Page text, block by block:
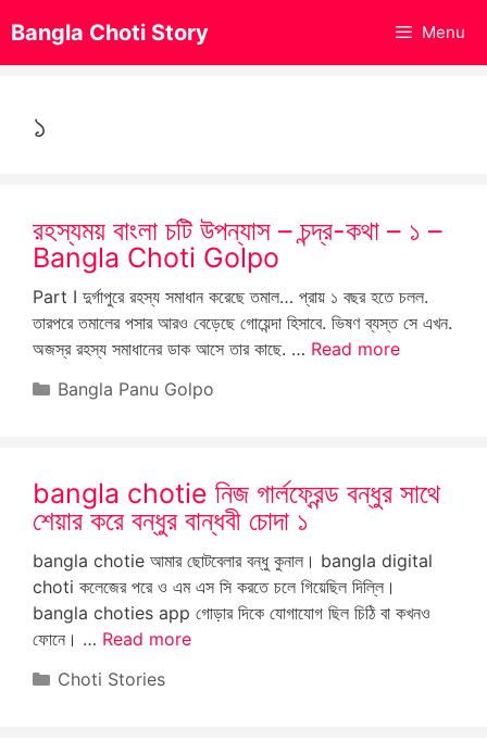
to
content
Bangla Choti Story Menu
১
রহস্যময় বাংলা চটি উপন্যাস – চন্দ্র-কথা – ১ –
Bangla Choti Golpo
Part I দুর্গাপুরে রহস্য সমাধান করেছে তমাল… প্রায় ১ বছর হতে চলল.
তারপরে তমালের পসার আরও বেড়েছে গোয়েন্দা হিসাবে. ভিষণ ব্যস্ত সে এখন.
অজস্র রহস্য সমাধানের ডাক আসে তার কাছে. … Read more
Categories
Bangla Panu Golpo
bangla chotie নিজ গার্লফ্রেন্ড বন্ধুর সাথে
শেয়ার করে বন্ধুর বান্ধবী চোদা ১
bangla chotie আমার ছোটবেলার বন্ধু কুনাল। bangla digital
choti কলেজের পরে ও এম এস সি করতে চলে গিয়েছিল দিল্লি।
bangla choties app গোড়ার দিকে যোগাযোগ ছিল চিঠি বা কখনও
ফোনে। … Read more
Categories
Choti Stories